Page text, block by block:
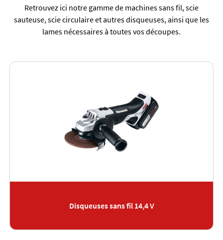
Retrouvez ici notre gamme de machines sans fil, scie
sauteuse, scie circulaire et autres disqueuses, ainsi que les
lames nécessaires à toutes vos découpes.
Disqueuses sans fil 14,4 V